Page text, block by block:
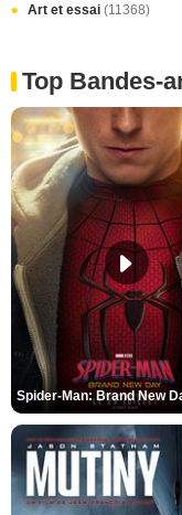
Art et essai (11368)
Top Bandes-